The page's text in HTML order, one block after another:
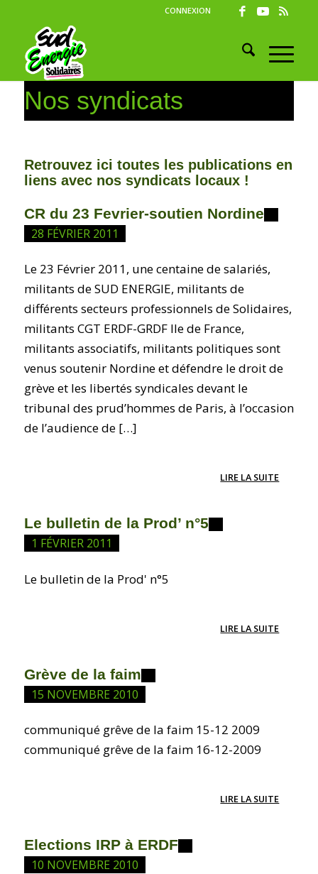
CONNEXION
Nos syndicats
Retrouvez ici toutes les publications en
liens avec nos syndicats locaux !
CR du 23 Fevrier-soutien Nordine
28 FÉVRIER 2011
Le 23 Février 2011, une centaine de salariés,
militants de SUD ENERGIE, militants de
différents secteurs professionnels de Solidaires,
militants CGT ERDF-GRDF Ile de France,
militants associatifs, militants politiques sont
venus soutenir Nordine et défendre le droit de
grève et les libertés syndicales devant le
tribunal des prud’hommes de Paris, à l’occasion
de l’audience de […]
LIRE LA SUITE
Le bulletin de la Prod’ n°5
1 FÉVRIER 2011
Le bulletin de la Prod' n°5
LIRE LA SUITE
Grève de la faim
15 NOVEMBRE 2010
communiqué grêve de la faim 15-12 2009
communiqué grêve de la faim 16-12-2009
LIRE LA SUITE
Elections IRP à ERDF
10 NOVEMBRE 2010